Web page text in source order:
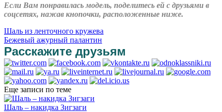
Если Вам понравилась модель, поделитесь ей с друзьями в
соцсетях, нажав кнопочки, расположенные ниже.
Шаль из ленточного кружева
Бежевый ажурный палантин
Расскажите друзьям
Еще записи по теме
Шаль – накидка Зигзаги